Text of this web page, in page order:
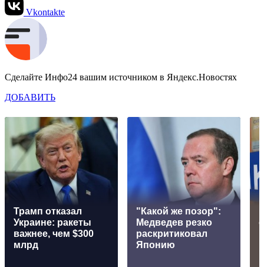
Vkontakte
Сделайте Инфо24 вашим источником в Яндекс.Новостях
ДОБАВИТЬ
Трамп отказал
Украине: ракеты
важнее, чем $300
млрд
"Какой же позор":
Медведев резко
раскритиковал
Японию